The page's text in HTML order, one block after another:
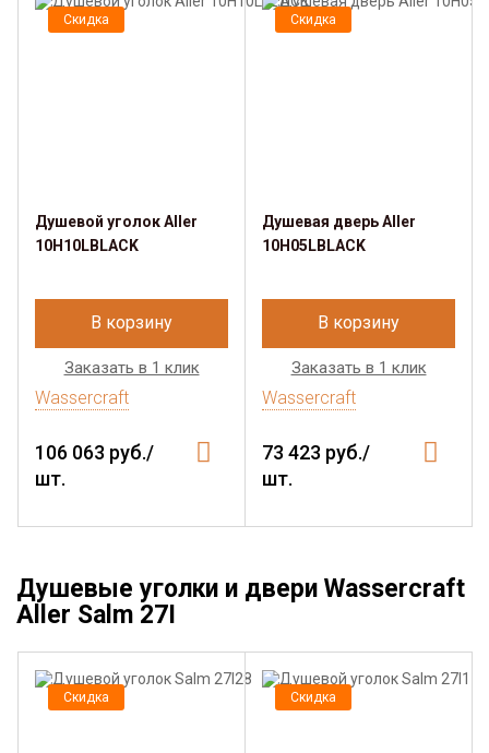
Скидка
Душевой уголок Aller
10H10LBLACK
В корзину
Заказать в 1 клик
Wassercraft
106 063 руб./
шт.
Скидка
Душевая дверь Aller
10H05LBLACK
В корзину
Заказать в 1 клик
Wassercraft
73 423 руб./
шт.
Душевые уголки и двери Wassercraft
Aller Salm 27I
Скидка Скидка